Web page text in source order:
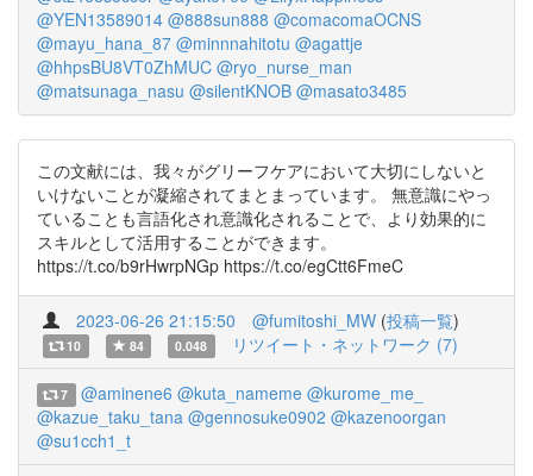
@YEN13589014 @888sun888 @comacomaOCNS
@mayu_hana_87 @minnnahitotu @agattje
@hhpsBU8VT0ZhMUC @ryo_nurse_man
@matsunaga_nasu @silentKNOB @masato3485
この文献には、我々がグリーフケアにおいて大切にしないと
いけないことが凝縮されてまとまっています。 無意識にやっ
ていることも言語化され意識化されることで、より効果的に
スキルとして活用することができます。
https://t.co/b9rHwrpNGp https://t.co/egCtt6FmeC
2023-06-26 21:15:50 @fumitoshi_MW (投稿一覧)
10 84 0.048 リツイート・ネットワーク (7)
7 @aminene6 @kuta_nameme @kurome_me_
@kazue_taku_tana @gennosuke0902 @kazenoorgan
@su1cch1_t